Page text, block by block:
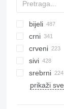
bijeli
crni
crveni
sivi
srebrni
prikaži sve